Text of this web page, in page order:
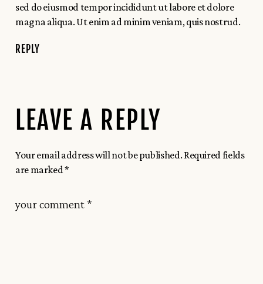
sed do eiusmod tempor incididunt ut labore et dolore
magna aliqua. Ut enim ad minim veniam, quis nostrud.
REPLY
LEAVE A REPLY
Your email address will not be published. Required fields
are marked*